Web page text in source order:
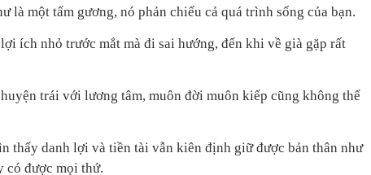
là một tấm gương, nó phản chiếu cả quá trình sống của bạn.
ích nhỏ trước mắt mà đi sai hướng, đến khi về già gặp rất
trái với lương tâm, muôn đời muôn kiếp cũng không thể
thấy danh lợi và tiền tài vẫn kiên định giữ được bản thân như
có được mọi thứ.